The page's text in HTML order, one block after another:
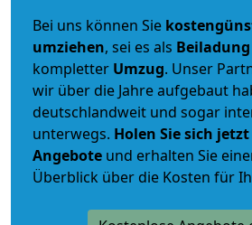
Bei uns können Sie
umziehen, sei es als Beiladung
kompletter Umzug. Unser
wir über die Jahre aufgebaut
deutschlandweit und sogar
unterwegs. Holen Sie sich
Angebote und erhalten Sie
Überblick über die Kosten für